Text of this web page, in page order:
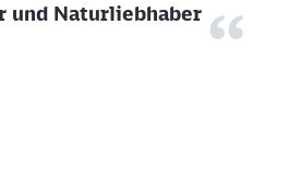
und Naturliebhaber